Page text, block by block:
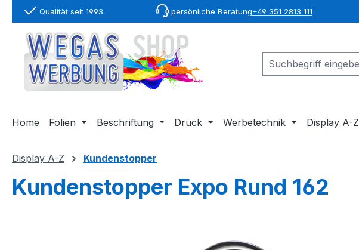
Zur Hauptnavigation springen
Qualität seit 1993 persönliche Beratung+49 351 2813 111
Home Folien Beschriftung Druck Werbetechnik Display A-Z
Display A-Z Kundenstopper
Kundenstopper Expo Rund 162